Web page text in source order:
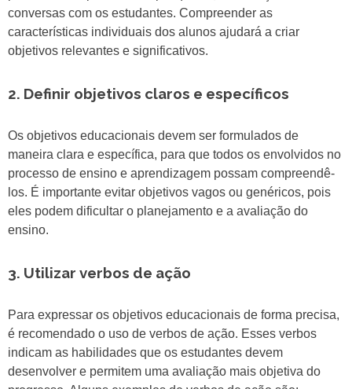
conversas com os estudantes. Compreender as
características individuais dos alunos ajudará a criar
objetivos relevantes e significativos.
2. Definir objetivos claros e específicos
Os objetivos educacionais devem ser formulados de
maneira clara e específica, para que todos os envolvidos no
processo de ensino e aprendizagem possam compreendê-
los. É importante evitar objetivos vagos ou genéricos, pois
eles podem dificultar o planejamento e a avaliação do
ensino.
3. Utilizar verbos de ação
Para expressar os objetivos educacionais de forma precisa,
é recomendado o uso de verbos de ação. Esses verbos
indicam as habilidades que os estudantes devem
desenvolver e permitem uma avaliação mais objetiva do